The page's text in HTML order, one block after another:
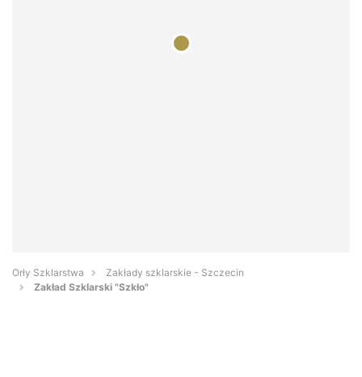
Orły Szklarstwa
Zakłady szklarskie - Szczecin
Zakład Szklarski "Szkło"